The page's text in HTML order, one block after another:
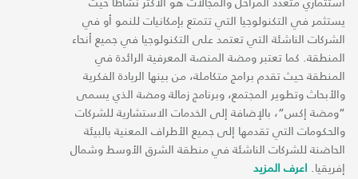
يستثمر في التكنولوجيا التي تتمتع بإمكانيات للنمو أو في
الشركات الناشئة التي تعتمد على التكنولوجيا في جميع أنحاء
المنطقة. كما تعتبر ومضة المنصة المعرفية الرائدة في
المنطقة حيث تقدم برامج متكاملة، من بينها الريادة الفكرية
والأبحاث وتطوير المجتمع، وبرنامج زمالة ومضة الذي يسمى
“ومضة إكس“، بالإضافة إلى الخدمات الاستشارية للشركات
والحكومات التي تقدمها إلى جميع الأطراف المعنية بالبيئة
الحاضنة للشركات الناشئة في منطقة الشرق الأوسط وشمال
إفريقيا. اعرف المزيد